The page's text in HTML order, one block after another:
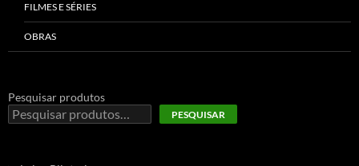
FILMES E SÉRIES
OBRAS
Pesquisar produtos
PESQUISAR